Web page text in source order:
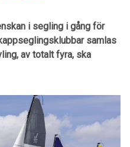
i segling i gång för
samlas
av totalt fyra, ska